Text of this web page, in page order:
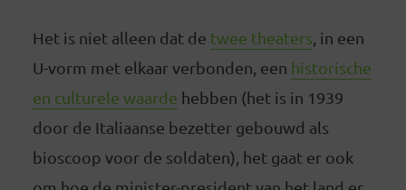
Het is niet alleen dat de twee theaters , in een
U-vorm met elkaar verbonden, een historische
en culturele waarde hebben (het is in 1939
door de Italiaanse bezetter gebouwd als
bioscoop voor de soldaten), het gaat er ook